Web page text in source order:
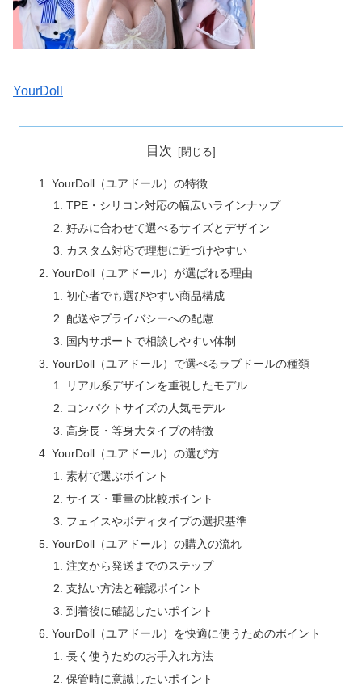
YourDoll
目次
YourDoll（ユアドール）の特徴
TPE・シリコン対応の幅広いラインナップ
好みに合わせて選べるサイズとデザイン
カスタム対応で理想に近づけやすい
YourDoll（ユアドール）が選ばれる理由
初心者でも選びやすい商品構成
配送やプライバシーへの配慮
国内サポートで相談しやすい体制
YourDoll（ユアドール）で選べるラブドールの種類
リアル系デザインを重視したモデル
コンパクトサイズの人気モデル
高身長・等身大タイプの特徴
YourDoll（ユアドール）の選び方
素材で選ぶポイント
サイズ・重量の比較ポイント
フェイスやボディタイプの選択基準
YourDoll（ユアドール）の購入の流れ
注文から発送までのステップ
支払い方法と確認ポイント
到着後に確認したいポイント
YourDoll（ユアドール）を快適に使うためのポイント
長く使うためのお手入れ方法
保管時に意識したいポイント